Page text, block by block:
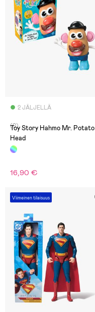
2 JÄLJELLÄ
(0)
Toy Story Hahmo Mr. Potato
Head
16,90 €
Viimeinen tilaisuus